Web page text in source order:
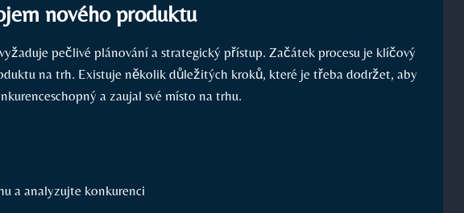
nového produktu
pečlivé plánování a strategický přístup. Začátek procesu je klíčový
na trh. Existuje několik důležitých kroků, které je třeba dodržet, aby
a zaujal své místo na trhu.
a analyzujte konkurenci